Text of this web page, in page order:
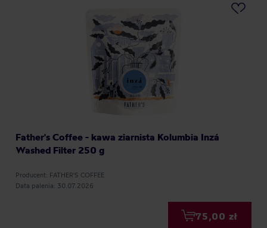
Father's Coffee - kawa ziarnista Kolumbia Inzá
Washed Filter 250 g
Producent: FATHER'S COFFEE
Data palenia: 30.07.2026
75,00 zł